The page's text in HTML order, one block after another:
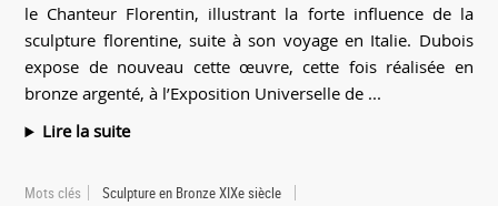
le Chanteur Florentin, illustrant la forte influence de la
sculpture florentine, suite à son voyage en Italie. Dubois
expose de nouveau cette œuvre, cette fois réalisée en
bronze argenté, à l’Exposition Universelle de ...
Lire la suite
Mots clés Sculpture en Bronze XIXe siècle